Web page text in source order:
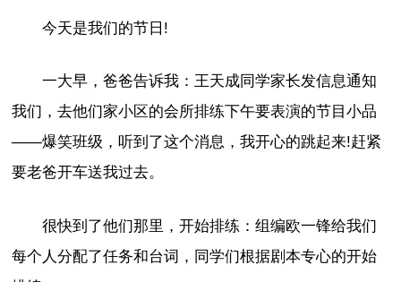
今天是我们的节日!
一大早，爸爸告诉我：王天成同学家长发信息通知
我们，去他们家小区的会所排练下午要表演的节目小品
——爆笑班级，听到了这个消息，我开心的跳起来!赶紧
要老爸开车送我过去。
很快到了他们那里，开始排练：组编欧一锋给我们
每个人分配了任务和台词，同学们根据剧本专心的开始